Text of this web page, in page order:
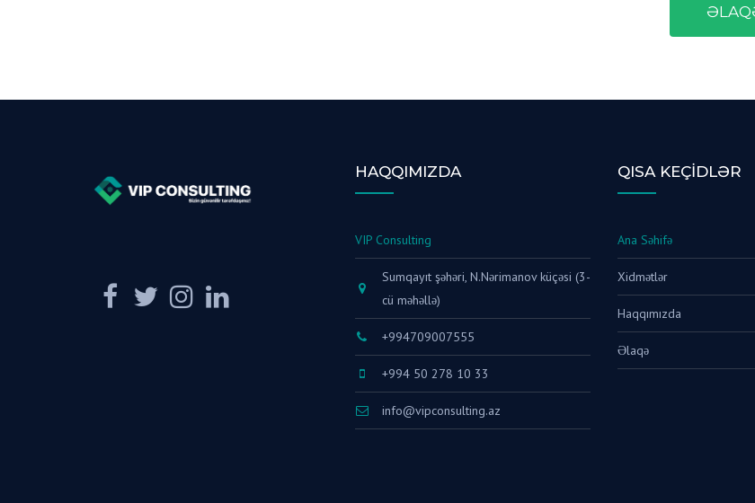
HAQQIMIZDA
VIP Consulting
Sumqayıt şəhəri, N.Nərimanov küçəsi (3-
cü məhəllə)
+994709007555
+994 50 278 10 33
info@vipconsulting.az
QISA KEÇIDLƏR
Ana Səhifə
Xidmətlər
Haqqımızda
Əlaqə